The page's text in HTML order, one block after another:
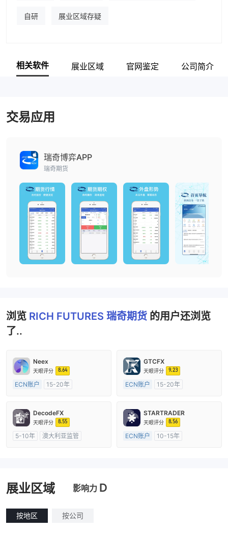
自研 展业区域存疑
相关软件 展业区域 官网鉴定 公司简介
交易应用
瑞奇博弈APP
瑞奇期货
浏览 RICH FUTURES 瑞奇期货 的用户还浏览
了..
Neex
天眼评分 8.64
ECN账户
15-20年
主标MT4
GTCFX
天眼评分 9.23
ECN账户
15-20年
主标MT4
DecodeFX
天眼评分 8.55
5-10年
澳大利亚监管
STARTRADER
天眼评分 8.56
ECN账户
10-15年
展业区域 影响力 D
按地区 按公司